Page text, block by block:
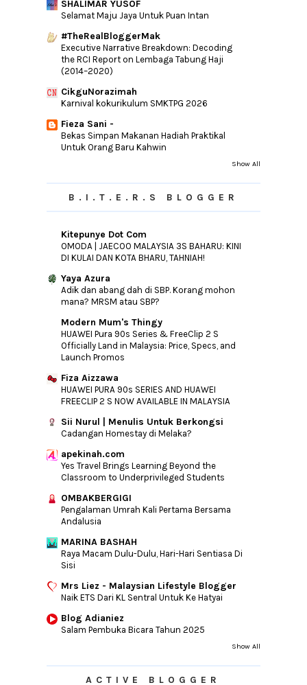
Boleh Cuba Jika Tertinggal Kunci Di Dalam
Give Away Bernilai RM500 by Nurfuzie &
Mamalink
Kerana Nyamuk!
TM E- Billing Di Tangguhkan Sehingga Julai
2016
Jika Tiada Bahu Untuk Bersandar..
Percutian Di Hujung Tahun 2015 Dan Di
Awal Tahun 2016
100K, Terima Kasih
Jawapan Itu Ada Pada Diri Sendiri
Cara Kajol Dilwale Transform Diri
Permulaan Yang Baik Untuk 2016
►2015 (346)
►2014(46)
2013 (154)
►2012(76)
►2011(10)
► 2010(44)
SHALIMAR YUSOF
Selamat Maju Jaya Untuk Puan Intan
#TheRealBloggerMak
Executive Narrative Breakdown: Decoding
the RCI Report on Lembaga Tabung Haji
(2014–2020)
CikguNorazimah
Karnival kokurikulum SMKTPG 2026
Fieza Sani -
Bekas Simpan Makanan Hadiah Praktikal
Untuk Orang Baru Kahwin
Show All
B.I.T.E.R.S BLOGGER
Kitepunye Dot Com
OMODA | JAECOO MALAYSIA 3S BAHARU: KINI
DI KULAI DAN KOTA BHARU, TAHNIAH!
Yaya Azura
Adik dan abang dah di SBP. Korang mohon
mana? MRSM atau SBP?
Modern Mum's Thingy
HUAWEI Pura 90s Series & FreeClip 2 S
Officially Land in Malaysia: Price, Specs, and
Launch Promos
Fiza Aizzawa
HUAWEI PURA 90s SERIES AND HUAWEI
FREECLIP 2 S NOW AVAILABLE IN MALAYSIA
Sii Nurul | Menulis Untuk Berkongsi
Cadangan Homestay di Melaka?
apekinah.com
Yes Travel Brings Learning Beyond the
Classroom to Underprivileged Students
OMBAKBERGIGI
Pengalaman Umrah Kali Pertama Bersama
Andalusia
MARINA BASHAH
Raya Macam Dulu-Dulu, Hari-Hari Sentiasa Di
Sisi
Mrs Liez - Malaysian Lifestyle Blogger
Naik ETS Dari KL Sentral Untuk Ke Hatyai
Blog Adianiez
Salam Pembuka Bicara Tahun 2025
Show All
ACTIVE BLOGGER